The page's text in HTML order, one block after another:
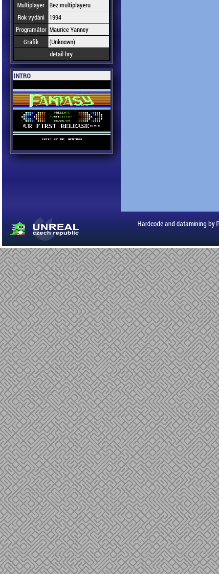
Multiplayer Bez multiplayeru
Rok vydání
1994
Programátor Maurice Yanney
Grafik
(Unknown)
detail hry
INTRO
Hardcode and datamining by